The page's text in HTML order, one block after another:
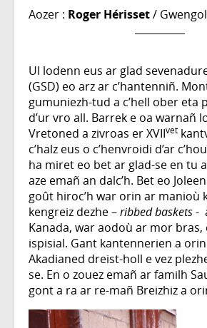
Aozer : Roger Hérisset/
Ul lodenn eus ar glad
(GSD) eo arz ar c’hantenniñ.
gumuniezh-tud a c’hell ober eta
d’ur vro all. Barrek e oa warnañ
Vretoned a zivroas er XVIIvet
c’halz eus o c’henvroidi d’ar
ha miret eo bet ar glad-se en tu
aze emañ an dalc’h. Bet eo
goût hiroc’h war orin ar manioù
kengreiz dezhe –ribbed baskets-
Kanada, war aodoù ar mor bras,
ispisial. Gant kantennerien a
Akadianed dreist-holl e vez
se. En o zouez emañ ar familh
gont a ra ar re-mañ Breizhiz a